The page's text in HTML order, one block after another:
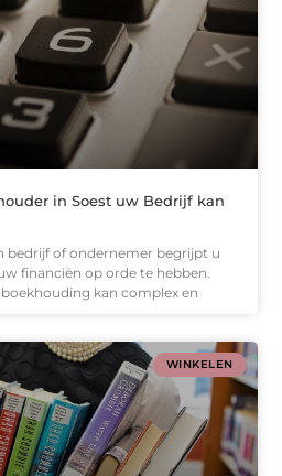
in Soest uw Bedrijf kan
bedrijf of ondernemer begrijpt u
financiën op orde te hebben.
kan complex en
WINKELEN